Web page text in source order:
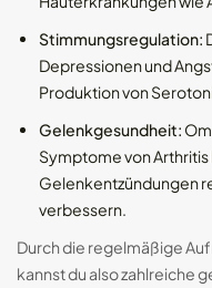
Stimmungsregulation:
Depressionen und
Produktion von
Gelenkgesundheit:
Symptome von
Gelenkentzündungen
verbessern.
Durch die regelmäßige
kannst du also zahlreiche